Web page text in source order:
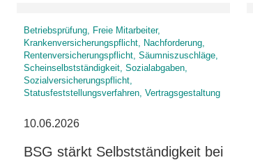
Betriebsprüfung, Freie Mitarbeiter,
Krankenversicherungspflicht, Nachforderung,
Rentenversicherungspflicht, Säumniszuschläge,
Scheinselbstständigkeit, Sozialabgaben,
Sozialversicherungspflicht,
Statusfeststellungsverfahren, Vertragsgestaltung
10.06.2026
BSG stärkt Selbstständigkeit bei